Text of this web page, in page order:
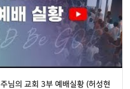
의 교회 3부 예배실황 (허성현